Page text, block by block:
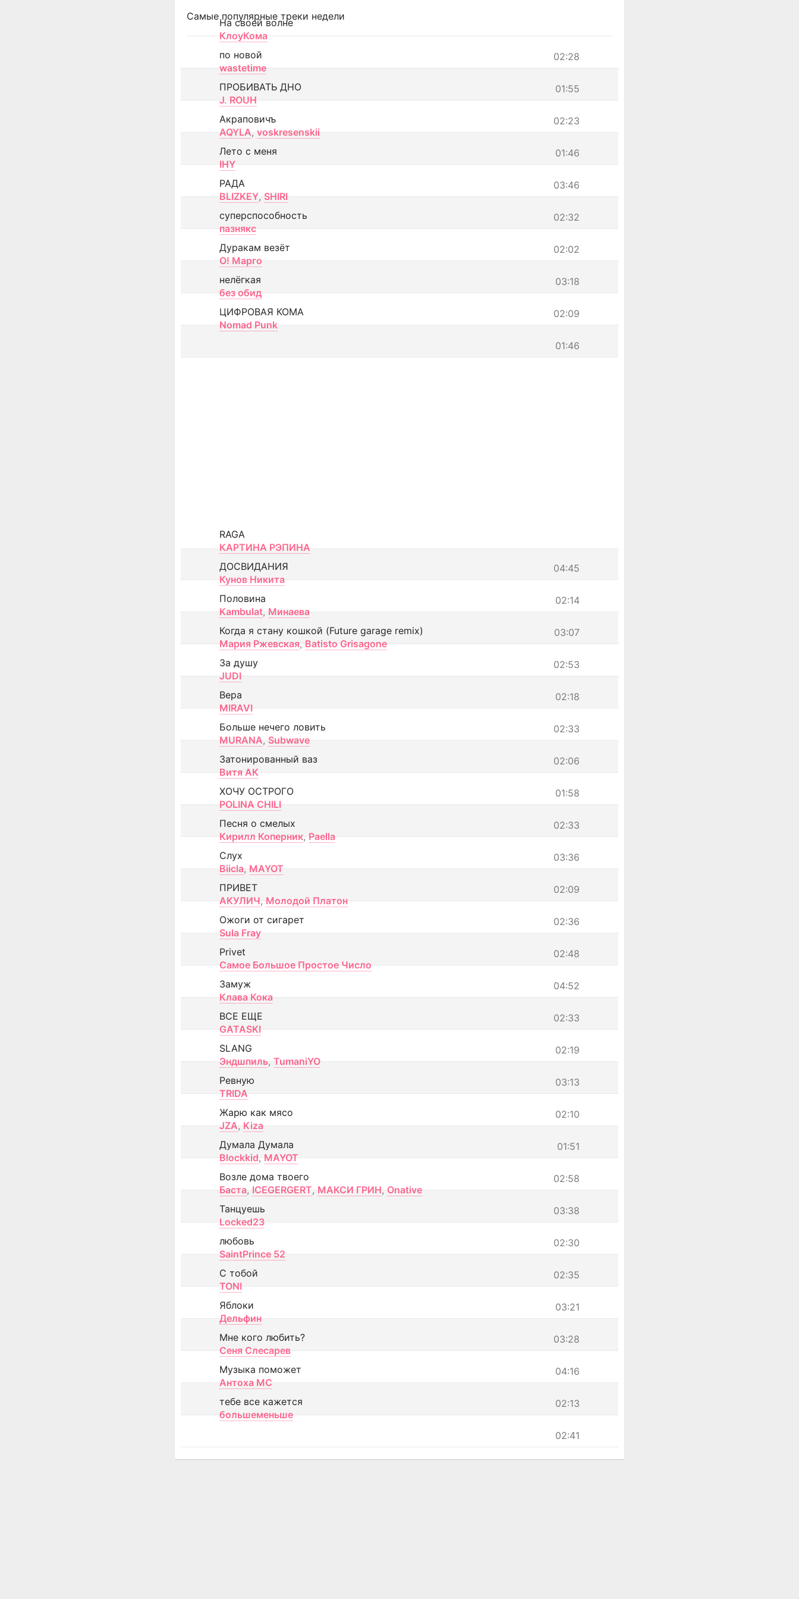
Самые популярные треки недели
На своей волне
КлоуКома
02:28
по новой
wastetime
01:55
ПРОБИВАТЬ ДНО
J. ROUH
02:23
Акраповичъ
AQYLA, voskresenskii
01:46
Лето с меня
IHY
03:46
РАДА
BLIZKEY, SHIRI
02:32
суперспособность
пазнякс
02:02
Дуракам везёт
О! Марго
03:18
нелёгкая
без обид
02:09
ЦИФРОВАЯ КОМА
Nomad Punk
01:46
RAGA
КАРТИНА РЭПИНА
04:45
ДОСВИДАНИЯ
Кунов Никита
02:14
Половина
Kambulat, Минаева
03:07
Когда я стану кошкой (Future garage remix)
Мария Ржевская, Batisto Grisagone
02:53
За душу
JUDI
02:18
Вера
MIRAVI
02:33
Больше нечего ловить
MURANA, Subwave
02:06
Затонированный ваз
Витя АК
01:58
ХОЧУ ОСТРОГО
POLINA CHILI
02:33
Песня о смелых
Кирилл Коперник, Paella
03:36
Слух
Biicla, MAYOT
02:09
ПРИВЕТ
АКУЛИЧ, Молодой Платон
02:36
Ожоги от сигарет
Sula Fray
02:48
Privet
Самое Большое Простое Число
04:52
Замуж
Клава Кока
02:33
ВСЕ ЕЩЕ
GATASKI
02:19
SLANG
Эндшпиль, TumaniYO
03:13
Ревную
TRIDA
02:10
Жарю как мясо
JZA, Kiza
01:51
Думала Думала
Blockkid, MAYOT
02:58
Возле дома твоего
Баста, ICEGERGERT, МАКСИ ГРИН, Onative
03:38
Танцуешь
Locked23
02:30
любовь
SaintPrince 52
02:35
С тобой
TONI
03:21
Яблоки
Дельфин
03:28
Мне кого любить?
Сеня Слесарев
04:16
Музыка поможет
Антоха МС
02:13
тебе все кажется
большеменьше
02:41